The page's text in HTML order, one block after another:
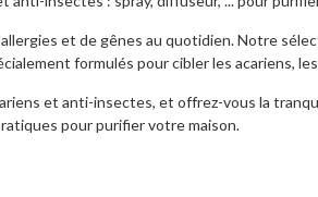
et de gênes au quotidien. Notre
formulés pour cibler les acariens,
et anti-insectes, et offrez-vous la
pour purifier votre maison.